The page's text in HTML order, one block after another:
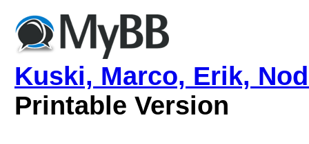
Kuski, Marco, Erik,
Printable Version